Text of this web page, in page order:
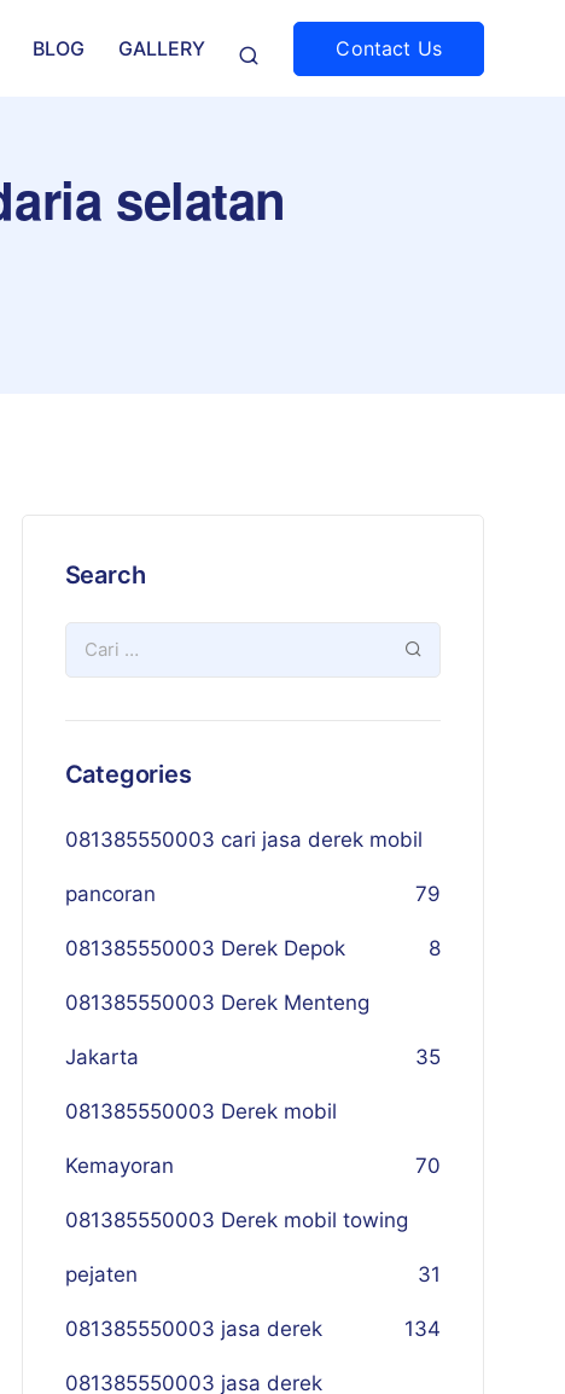
BLOG GALLERY Contact Us
selatan
Search
Categories
081385550003 cari jasa derek mobil
pancoran 79
081385550003 Derek Depok 8
081385550003 Derek Menteng
Jakarta 35
081385550003 Derek mobil
Kemayoran 70
081385550003 Derek mobil towing
pejaten 31
081385550003 jasa derek 134
081385550003 jasa derek